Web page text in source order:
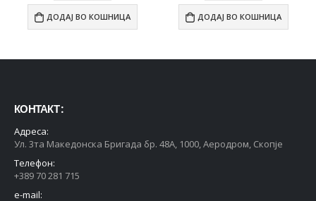
ДОДАЈ ВО КОШНИЦА ДОДАЈ ВО КОШНИЦА
КОНТАКТ :
Адреса:
Ул. 3та Македонска Бригада бр. 48А, 1000, Аеродром, Скопје
Телефон:
+389 70 281 715
e-mail: